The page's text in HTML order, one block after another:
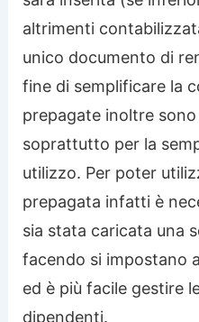
altrimenti
unico documento di
fine di semplificare la
prepagate inoltre
soprattutto per la
utilizzo. Per poter
prepagata infatti è
sia stata caricata una
facendo si impostano
ed è più facile gestire
dipendenti.